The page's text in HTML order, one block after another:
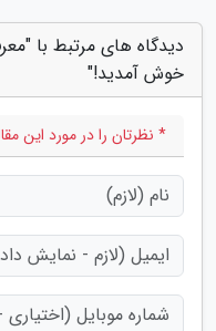
دیدگاه های مرتبط با
خوش آمدید!"
* نظرتان را در مورد این